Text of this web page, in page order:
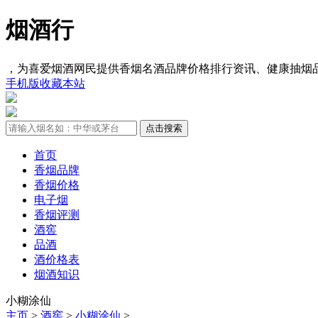
烟酒行
，为喜爱烟酒网民提供香烟名酒品牌价格排行资讯、健康抽烟
手机版收藏本站
首页
香烟品牌
香烟价格
电子烟
香烟评测
酒窖
品酒
酒价格表
烟酒知识
小糊涂仙
主页 > 酒窖 > 小糊涂仙 >